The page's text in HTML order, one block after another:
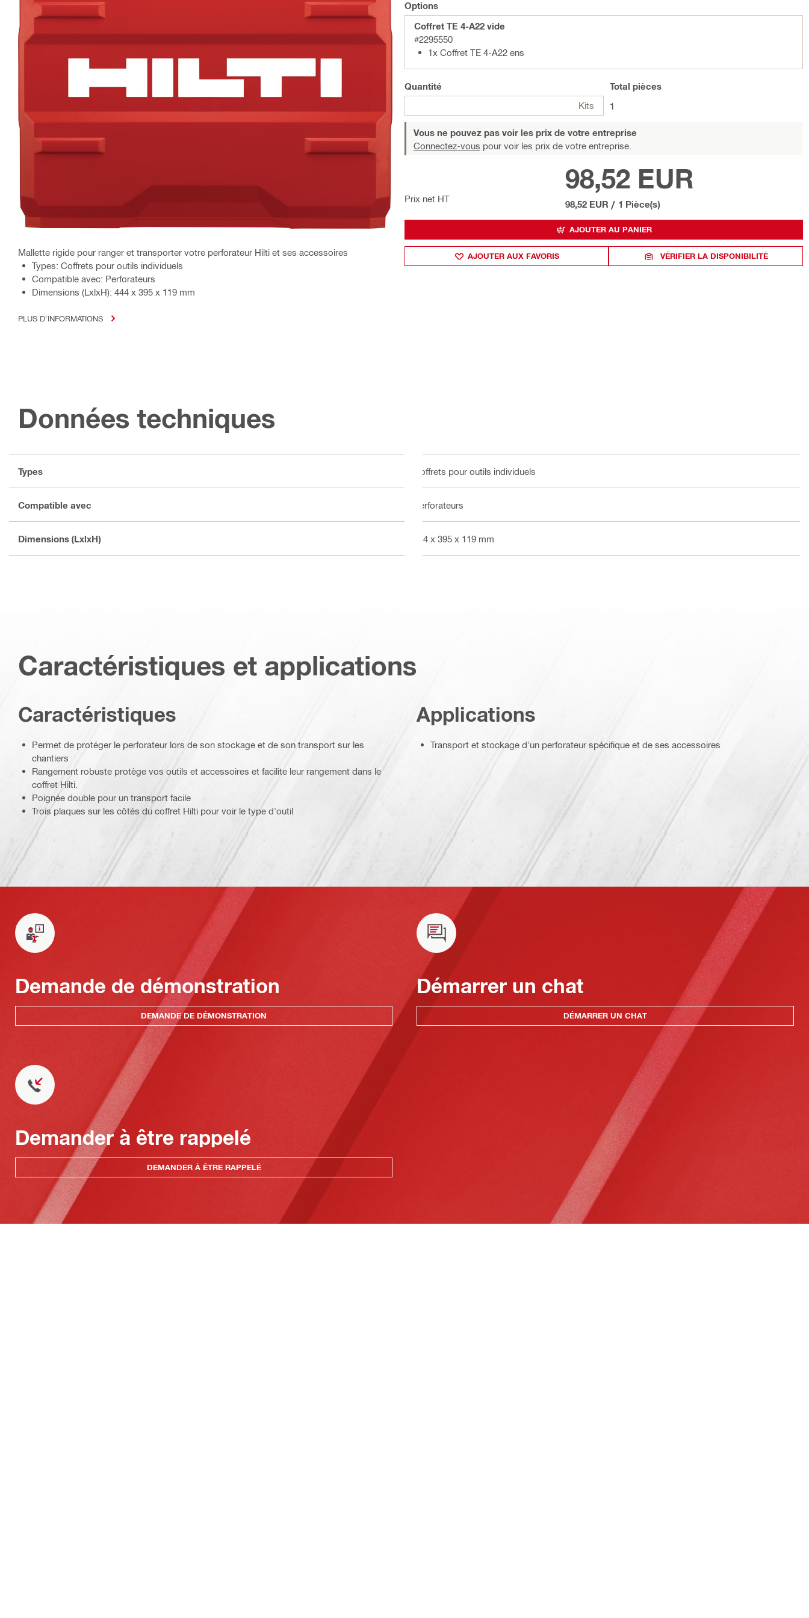
Mallette rigide pour ranger et transporter votre perforateur Hilti et ses accessoires
Types: Coffrets pour outils individuels
Compatible avec: Perforateurs
Dimensions (LxlxH): 444 x 395 x 119 mm
PLUS D'INFORMATIONS
Options
Coffret TE 4-A22 vide
#2295550
1x Coffret TE 4-A22 ens
Quantité
Kits
Total pièces
1
Vous ne pouvez pas voir les prix de votre entreprise
Connectez-vous pour voir les prix de votre entreprise.
Prix net HT
98,52 EUR
98,52 EUR / 1 Pièce(s)
AJOUTER AU PANIER
AJOUTER AUX FAVORIS VÉRIFIER LA DISPONIBILITÉ
Données techniques
Types Coffrets pour outils individuels
Compatible avec Perforateurs
Dimensions (LxlxH) 444 x 395 x 119 mm
Caractéristiques et applications
Caractéristiques
Permet de protéger le perforateur lors de son stockage et de son transport sur les
chantiers
Rangement robuste protège vos outils et accessoires et facilite leur rangement dans le
coffret Hilti.
Poignée double pour un transport facile
Trois plaques sur les côtés du coffret Hilti pour voir le type d'outil
Applications
Transport et stockage d'un perforateur spécifique et de ses accessoires
Demande de démonstration
DEMANDE DE DÉMONSTRATION
Démarrer un chat
DÉMARRER UN CHAT
Demander à être rappelé
DEMANDER À ÊTRE RAPPELÉ